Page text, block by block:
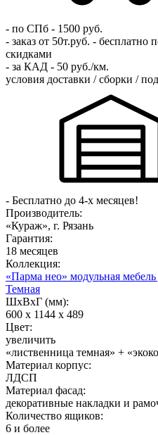
- по СПб - 1500 руб.
- заказ от 50т.руб. - бесплатно
скидками
- за КАД - 50 руб./км.
условия доставки / сборки /
- Бесплатно до 4-х месяцев!
Производитель:
«Кураж», г. Рязань
Гарантия:
18 месяцев
Коллекция:
«Парма нео» модульная
Темная
ШхВхГ (мм):
600 х 1144 х 489
Цвет:
увеличить
«лиственница темная» +
Материал корпус:
ЛДСП
Материал фасад:
декоративные накладки и
Количество ящиков:
6 и более